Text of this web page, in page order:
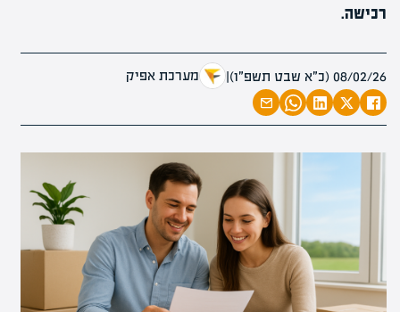
רכישה.
08/02/26 (כ״א שבט תשפ״ו) | מערכת אפיק